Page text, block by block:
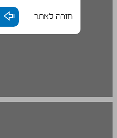
חזרה לאתר